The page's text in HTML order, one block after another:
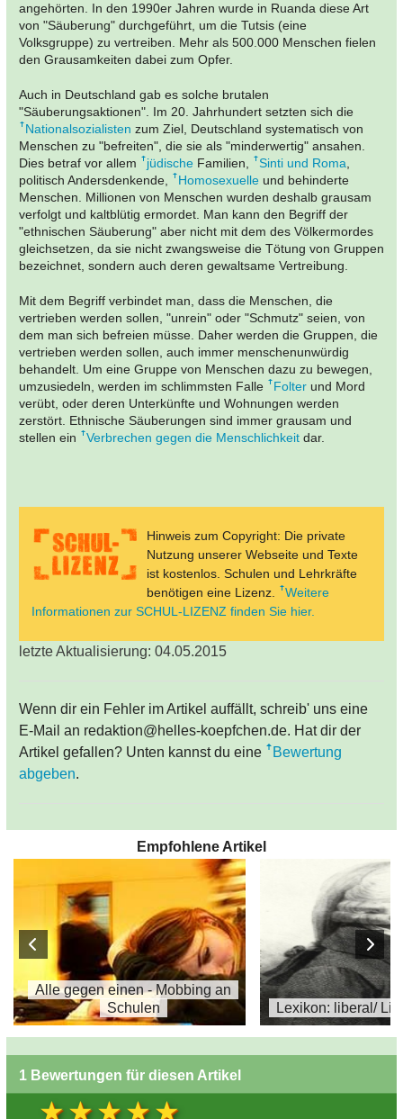
angehörten. In den 1990er Jahren wurde in Ruanda diese Art
von "Säuberung" durchgeführt, um die Tutsis (eine
Volksgruppe) zu vertreiben. Mehr als 500.000 Menschen fielen
den Grausamkeiten dabei zum Opfer.
Auch in Deutschland gab es solche brutalen
"Säuberungsaktionen". Im 20. Jahrhundert setzten sich die
Nationalsozialisten zum Ziel, Deutschland systematisch von
Menschen zu "befreiten", die sie als "minderwertig" ansahen.
Dies betraf vor allem
jüdische Familien, Sinti und Roma,
politisch Andersdenkende,
Homosexuelle und behinderte
Menschen. Millionen von Menschen wurden deshalb grausam
verfolgt und kaltblütig ermordet. Man kann den Begriff der
"ethnischen Säuberung" aber nicht mit dem des Völkermordes
gleichsetzen, da sie nicht zwangsweise die Tötung von Gruppen
bezeichnet, sondern auch deren gewaltsame Vertreibung.
Mit dem Begriff verbindet man, dass die Menschen, die
vertrieben werden sollen, "unrein" oder "Schmutz" seien, von
dem man sich befreien müsse. Daher werden die Gruppen, die
vertrieben werden sollen, auch immer menschenunwürdig
behandelt. Um eine Gruppe von Menschen dazu zu bewegen,
umzusiedeln, werden im schlimmsten Falle
Folter und Mord
verübt, oder deren Unterkünfte und Wohnungen werden
zerstört. Ethnische Säuberungen sind immer grausam und
stellen ein
Verbrechen gegen die Menschlichkeit dar.
Hinweis zum Copyright: Die private
Nutzung unserer Webseite und Texte
ist kostenlos. Schulen und Lehrkräfte
benötigen eine Lizenz.
Weitere
Informationen zur SCHUL-LIZENZ finden Sie hier.
letzte Aktualisierung: 04.05.2015
Wenn dir ein Fehler im Artikel auffällt, schreib' uns eine
E-Mail an redaktion@helles-koepfchen.de. Hat dir der
Artikel gefallen? Unten kannst du eine
Bewertung
abgeben.
Empfohlene Artikel
Alle gegen einen - Mobbing an
Schulen
Lexikon: liberal/
1 Bewertungen für diesen Artikel